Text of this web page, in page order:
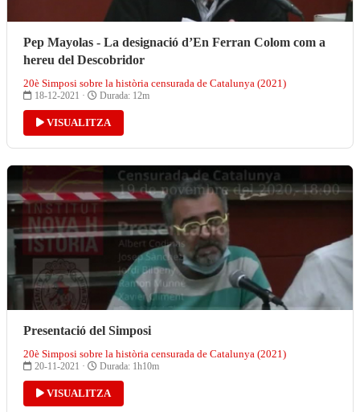
Pep Mayolas - La designació d’En Ferran Colom com a
hereu del Descobridor
20è Simposi sobre la història censurada de Catalunya (2021)
18-12-2021 · Durada: 12m
VISUALITZA
Presentació del Simposi
20è Simposi sobre la història censurada de Catalunya (2021)
20-11-2021 · Durada: 1h10m
VISUALITZA